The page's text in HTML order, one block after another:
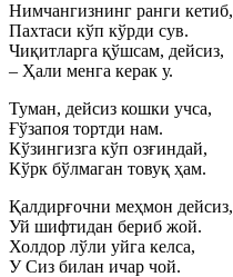
Нимчангизнинг ранги кетиб,
Пахтаси кўп кўрди сув.
Чиқитларга қўшсам, дейсиз,
– Ҳали менга керак у.
Туман, дейсиз кошки учса,
Ғўзапоя тортди нам.
Кўзингизга кўп озғиндай,
Кўрк бўлмаган товуқ ҳам.
Қалдирғочни меҳмон дейсиз,
Уй шифтидан бериб жой.
Холдор лўли уйга келса,
У Сиз билан ичар чой.